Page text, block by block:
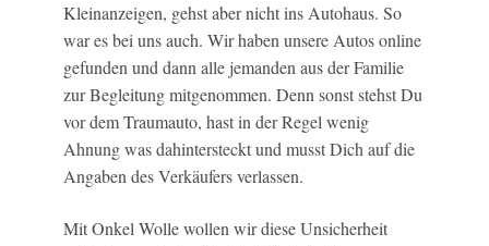
Kleinanzeigen, gehst aber nicht ins Autohaus. So
war es bei uns auch. Wir haben unsere Autos online
gefunden und dann alle jemanden aus der Familie
zur Begleitung mitgenommen. Denn sonst stehst Du
vor dem Traumauto, hast in der Regel wenig
Ahnung was dahintersteckt und musst Dich auf die
Angaben des Verkäufers verlassen.
Mit Onkel Wolle wollen wir diese Unsicherheit